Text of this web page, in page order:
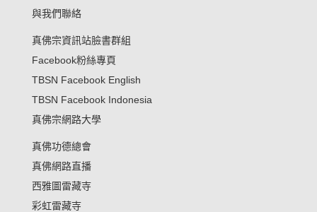
與我們聯絡
真佛宗資訊站臉書群組
Facebook粉絲專頁
TBSN Facebook English
TBSN Facebook Indonesia
真佛宗網路大學
真佛功德總會
真佛網路直播
西雅圖雷藏寺
彩虹雷藏寺